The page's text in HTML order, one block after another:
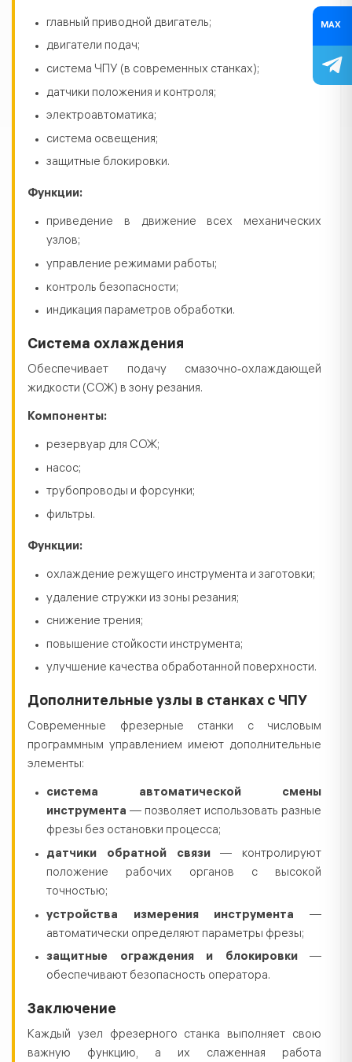
главный приводной двигатель;
двигатели подач;
система ЧПУ (в современных станках);
датчики положения и контроля;
электроавтоматика;
система освещения;
защитные блокировки.
Функции:
приведение в движение всех механических
узлов;
управление режимами работы;
контроль безопасности;
индикация параметров обработки.
Система охлаждения
Обеспечивает подачу смазочно‑охлаждающей
жидкости (СОЖ) в зону резания.
Компоненты:
резервуар для СОЖ;
насос;
трубопроводы и форсунки;
фильтры.
Функции:
охлаждение режущего инструмента и заготовки;
удаление стружки из зоны резания;
снижение трения;
повышение стойкости инструмента;
улучшение качества обработанной поверхности.
Дополнительные узлы в станках с ЧПУ
Современные фрезерные станки с числовым
программным управлением имеют дополнительные
элементы:
система автоматической смены
инструмента — позволяет использовать разные
фрезы без остановки процесса;
датчики обратной связи— контролируют
положение рабочих органов с высокой
точностью;
устройства измерения инструмента —
автоматически определяют параметры фрезы;
защитные ограждения и блокировки—
обеспечивают безопасность оператора.
Заключение
Каждый узел фрезерного станка выполняет свою
важную функцию, а их слаженная работа
MAX